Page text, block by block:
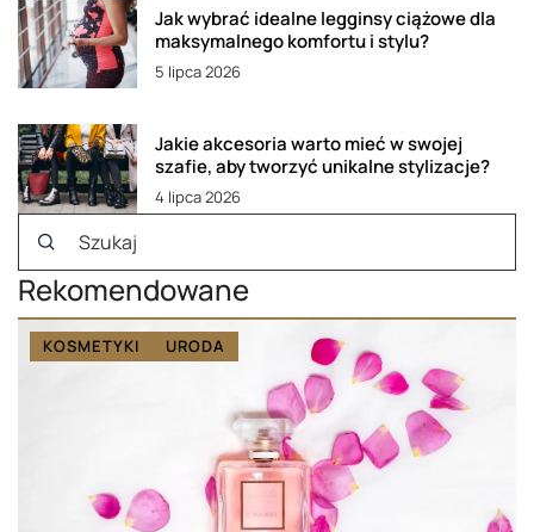
Jak wybrać idealne legginsy ciążowe dla
maksymalnego komfortu i stylu?
5 lipca 2026
Jakie akcesoria warto mieć w swojej
szafie, aby tworzyć unikalne stylizacje?
4 lipca 2026
Rekomendowane
KOSMETYKI URODA